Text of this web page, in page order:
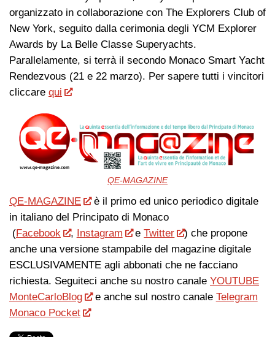
organizzato in collaborazione con The Explorers Club of
New York, seguito dalla cerimonia degli YCM Explorer
Awards by La Belle Classe Superyachts.
Parallelamente, si terrà il secondo Monaco Smart Yacht
Rendezvous (21 e 22 marzo). Per sapere tutti i vincitori
cliccare qui
QE-MAGAZINE
QE-MAGAZINE
è il primo ed unico periodico digitale
in italiano del Principato di Monaco
(Facebook , Instagram eTwitter
) che propone
anche una versione stampabile del magazine digitale
ESCLUSIVAMENTE agli abbonati che ne facciano
richiesta. Seguiteci anche su nostro canale YOUTUBE
MonteCarloBlog
e anche sul nostro canale Telegram
Monaco Pocket